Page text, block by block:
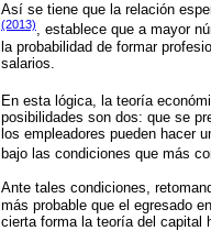
Así se tiene que la relación
(2013), establece que a mayor
la probabilidad de formar
salarios.
En esta lógica, la teoría
posibilidades son dos: que se
los empleadores pueden hacer
bajo las condiciones que más
Ante tales condiciones,
más probable que el egresado
cierta forma la teoría del capital